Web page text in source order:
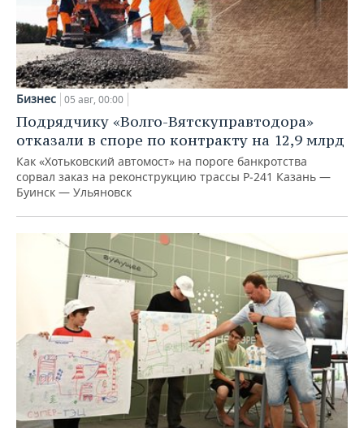
Бизнес 05 авг, 00:00
Подрядчику «Волго-Вятскуправтодора»
отказали в споре по контракту на 12,9 млрд
Как «Хотьковский автомост» на пороге банкротства
сорвал заказ на реконструкцию трассы Р‑241 Казань —
Буинск — Ульяновск